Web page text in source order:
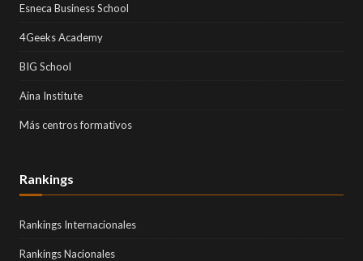
Esneca Business School
4Geeks Academy
BIG School
Aina Institute
Más centros formativos
Rankings
Rankings Internacionales
Rankings Nacionales